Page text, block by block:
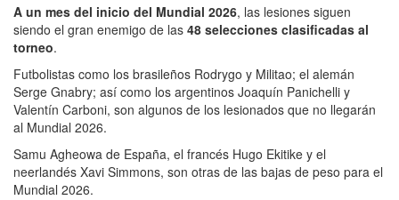
A un mes del inicio del Mundial 2026, las lesiones siguen
siendo el gran enemigo de las 48 selecciones clasificadas al
torneo.
Futbolistas como los brasileños Rodrygo y Militao; el alemán
Serge Gnabry; así como los argentinos Joaquín Panichelli y
Valentín Carboni, son algunos de los lesionados que no llegarán
al Mundial 2026.
Samu Agheowa de España, el francés Hugo Ekitike y el
neerlandés Xavi Simmons, son otras de las bajas de peso para el
Mundial 2026.